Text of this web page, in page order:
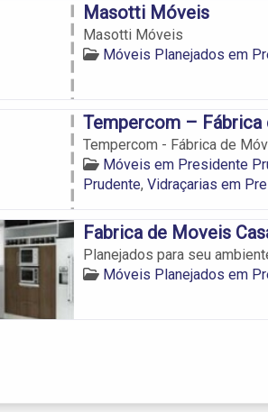
Masotti Móveis
Masotti Móveis
Móveis Planejados em
Tempercom –
Tempercom - Fábrica de
Móveis em Presidente
Prudente, Vidraçarias em
Fabrica de Moveis
Planejados para seu
Móveis Planejados em